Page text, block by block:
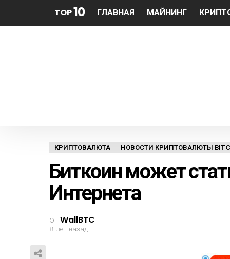
TOP10 ГЛАВНАЯ МАЙНИНГ
КРИПТОВАЛЮТА НОВОСТИ КРИПТОВАЛЮТЫ
Биткоин может
Интернета
отWallBTC
8 лет назад